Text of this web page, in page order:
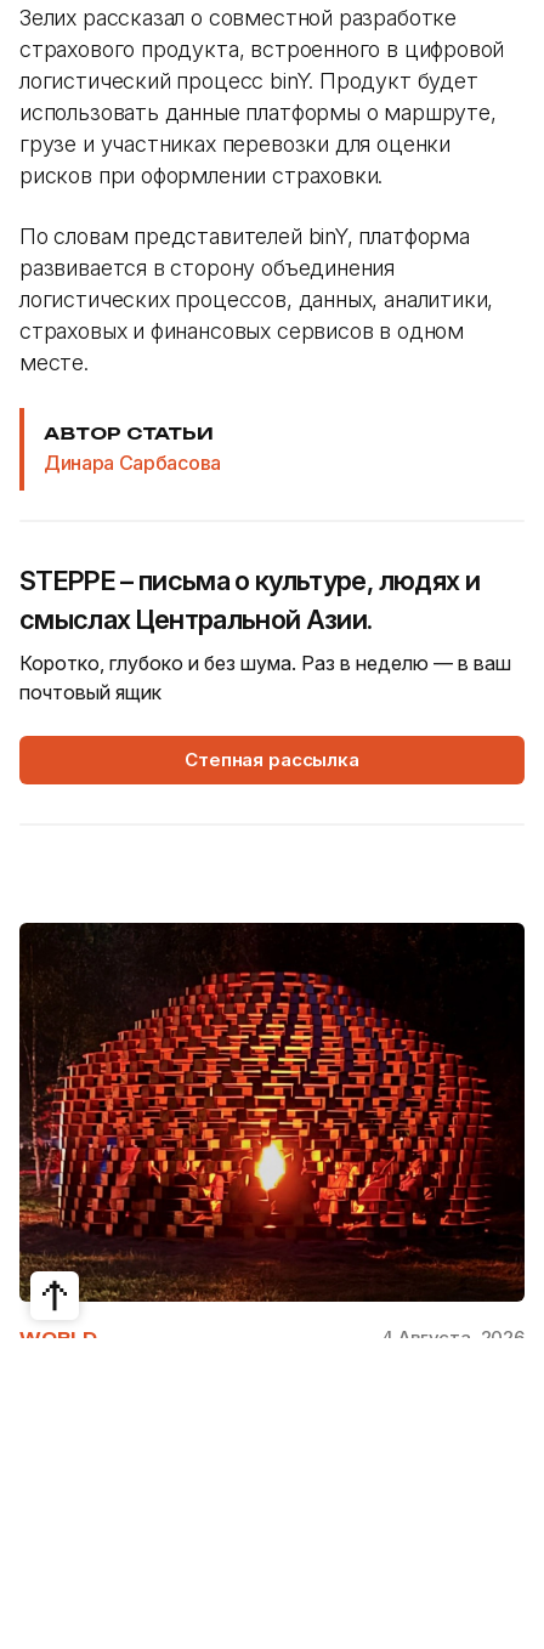
Зелих рассказал о совместной разработке
страхового продукта, встроенного в цифровой
логистический процесс binY. Продукт будет
использовать данные платформы о маршруте,
грузе и участниках перевозки для оценки
рисков при оформлении страховки.
По словам представителей binY, платформа
развивается в сторону объединения
логистических процессов, данных, аналитики,
страховых и финансовых сервисов в одном
месте.
АВТОР СТАТЬИ
Динара Сарбасова
STEPPE – письма о культуре, людях и
смыслах Центральной Азии.
Коротко, глубоко и без шума. Раз в неделю — в ваш
почтовый ящик
Степная рассылка
WORLD 4 Августа, 2026